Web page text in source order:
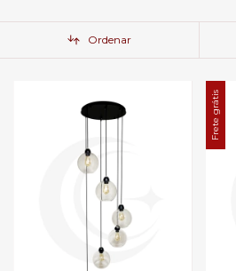
Ordenar
Frete grátis